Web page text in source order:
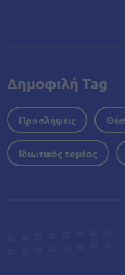
Δημοφιλή Tag
Προσλήψεις
Ιδιωτικός τομέας